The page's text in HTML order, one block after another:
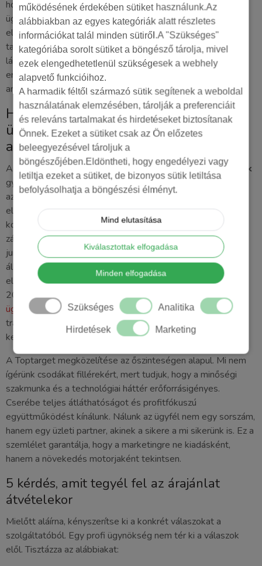
működésének érdekében sütiket használunk.Az
alábbiakban az egyes kategóriák alatt részletes
információkat talál minden sütiről.A "Szükséges"
kategóriába sorolt sütiket a böngésző tárolja, mivel
ezek elengedhetetlenül szükségesek a webhely
alapvető funkcióihoz.
A harmadik féltől származó sütik segítenek a weboldal
használatának elemzésében, tárolják a preferenciáit
és releváns tartalmakat és hirdetéseket biztosítanak
Önnek. Ezeket a sütiket csak az Ön előzetes
beleegyezésével tároljuk a
böngészőjében.Eldöntheti, hogy engedélyezi vagy
letiltja ezeket a sütiket, de bizonyos sütik letiltása
befolyásolhatja a böngészési élményt.
Mind elutasítása
Kiválasztottak elfogadása
Minden elfogadása
Szükséges Analitika
Hirdetések Marketing
hogy a hirdetési fiók az Ön cége nevén legyen. Ha az
ügynökség saját fiókjában hirdet, egy esetleges váltáskor
elveszítheti az összes felhalmozott adatot és algoritmus-
tanulást, ami felér egy anyagi katasztrófával. Ha szeretné
látni, hogyan épül fel egy valóban átlátható és
eredményorientált stratégia,
amelyben minden költséget feketén-fehéren rögzítünk.
Hogyan válassz online marketing
ügynökséget az ár-érték arány
alapján?
A döntés pillanatában azonline marketing ügynökség árak
gyakran elhomályosítják a lényeget: a várható profitot. Nem
az a kérdés, hogy mennyit költ, hanem az, hogy minden
elköltött forint hány forint tiszta hasznot hoz vissza a
konyhára. Egy gyanúsan olcsó ajánlat szinte mindig piros
zászló. A háttérben ilyenkor általában sablonmegoldások,
juniorokra bízott fiókok és az érdemi stratégiai munka hiánya
áll. Ha egy szolgáltató nem szán elég időt az adatok
elemzésére, a kampányai csak a szerencsére építenek, ami
2026-ban már nem elég a túléléshez. A
Marketing
ügynökség választássorán a bizonyított megtérülés és a
transzparens folyamatok többet érnek bármilyen
kedvezményes havidíjnál.
A Toptarget megközelítése az őszinteségen alapul. Mi nem
ígérünk csodákat fillérekért, mert tudjuk, hogy a minőségi
szakmunka és a technológiai háttér erőforrásigényes.
Cserébe teljes átláthatóságot és profitfókuszú
együttműködést kínálunk. Nálunk az ügyfél nem egy sorszám,
hanem egy üzleti partner, akinek a sikere a mi sikerünk is. Ez a
szemlélet garantálja, hogy a marketingre ne kiadásként,
hanem a növekedés motorjaként tekintsen.
5 kérdés, amit tegyél fel az árajánlat
átvételekor
Mielőtt aláírna, kényszerítse ki a konkrét válaszokat a
szolgáltatóból. Egy profi ügynökség nem tér ki a válaszok
elől. Tisztázza az alábbiakat: